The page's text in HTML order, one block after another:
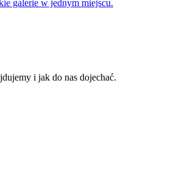
galerie w jednym miejscu.
i jak do nas dojechać.